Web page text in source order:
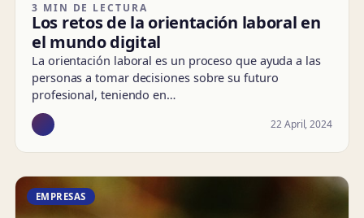
3 MIN DE LECTURA
Los retos de la orientación laboral en
el mundo digital
La orientación laboral es un proceso que ayuda a las
personas a tomar decisiones sobre su futuro
profesional, teniendo en…
22 April, 2024
EMPRESAS